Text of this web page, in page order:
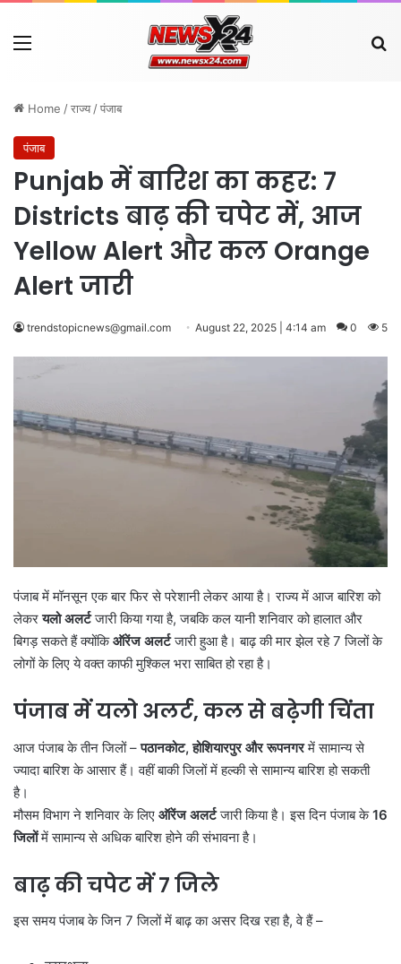
Menu
Home /राज्य /पंजाब
पंजाब
Punjab में बारिश का कहर: 7
Districts बाढ़ की चपेट में, आज
Yellow Alert और कल Orange
Alert जारी
trendstopicnews@gmail.com August 22, 2025 | 4:14 am 0 5
पंजाब में मॉनसून एक बार फिर से परेशानी लेकर आया है। राज्य में आज बारिश को
लेकरयलो अलर्टजारी किया गया है, जबकि कल यानी शनिवार को हालात और
बिगड़ सकते हैं क्योंकिऑरेंज अलर्टजारी हुआ है। बाढ़ की मार झेल रहे 7 जिलों के
लोगों के लिए ये वक्त काफी मुश्किल भरा साबित हो रहा है।
पंजाब में यलो अलर्ट, कल से बढ़ेगी चिंता
आज पंजाब के तीन जिलों –पठानकोट,होशियारपुर और रूपनगरमें सामान्य से
ज्यादा बारिश के आसार हैं। वहीं बाकी जिलों में हल्की से सामान्य बारिश हो सकती
है।
मौसम विभाग ने शनिवार के लिए ऑरेंज अलर्टजारी किया है। इस दिन पंजाब के16
जिलोंमें सामान्य से अधिक बारिश होने की संभावना है।
बाढ़ की चपेट में 7 जिले
इस समय पंजाब के जिन 7 जिलों में बाढ़ का असर दिख रहा है, वे हैं –